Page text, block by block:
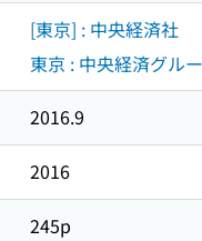
[東京] : 中央経済社
東京 : 中央経済グル
2016.9
2016
245p